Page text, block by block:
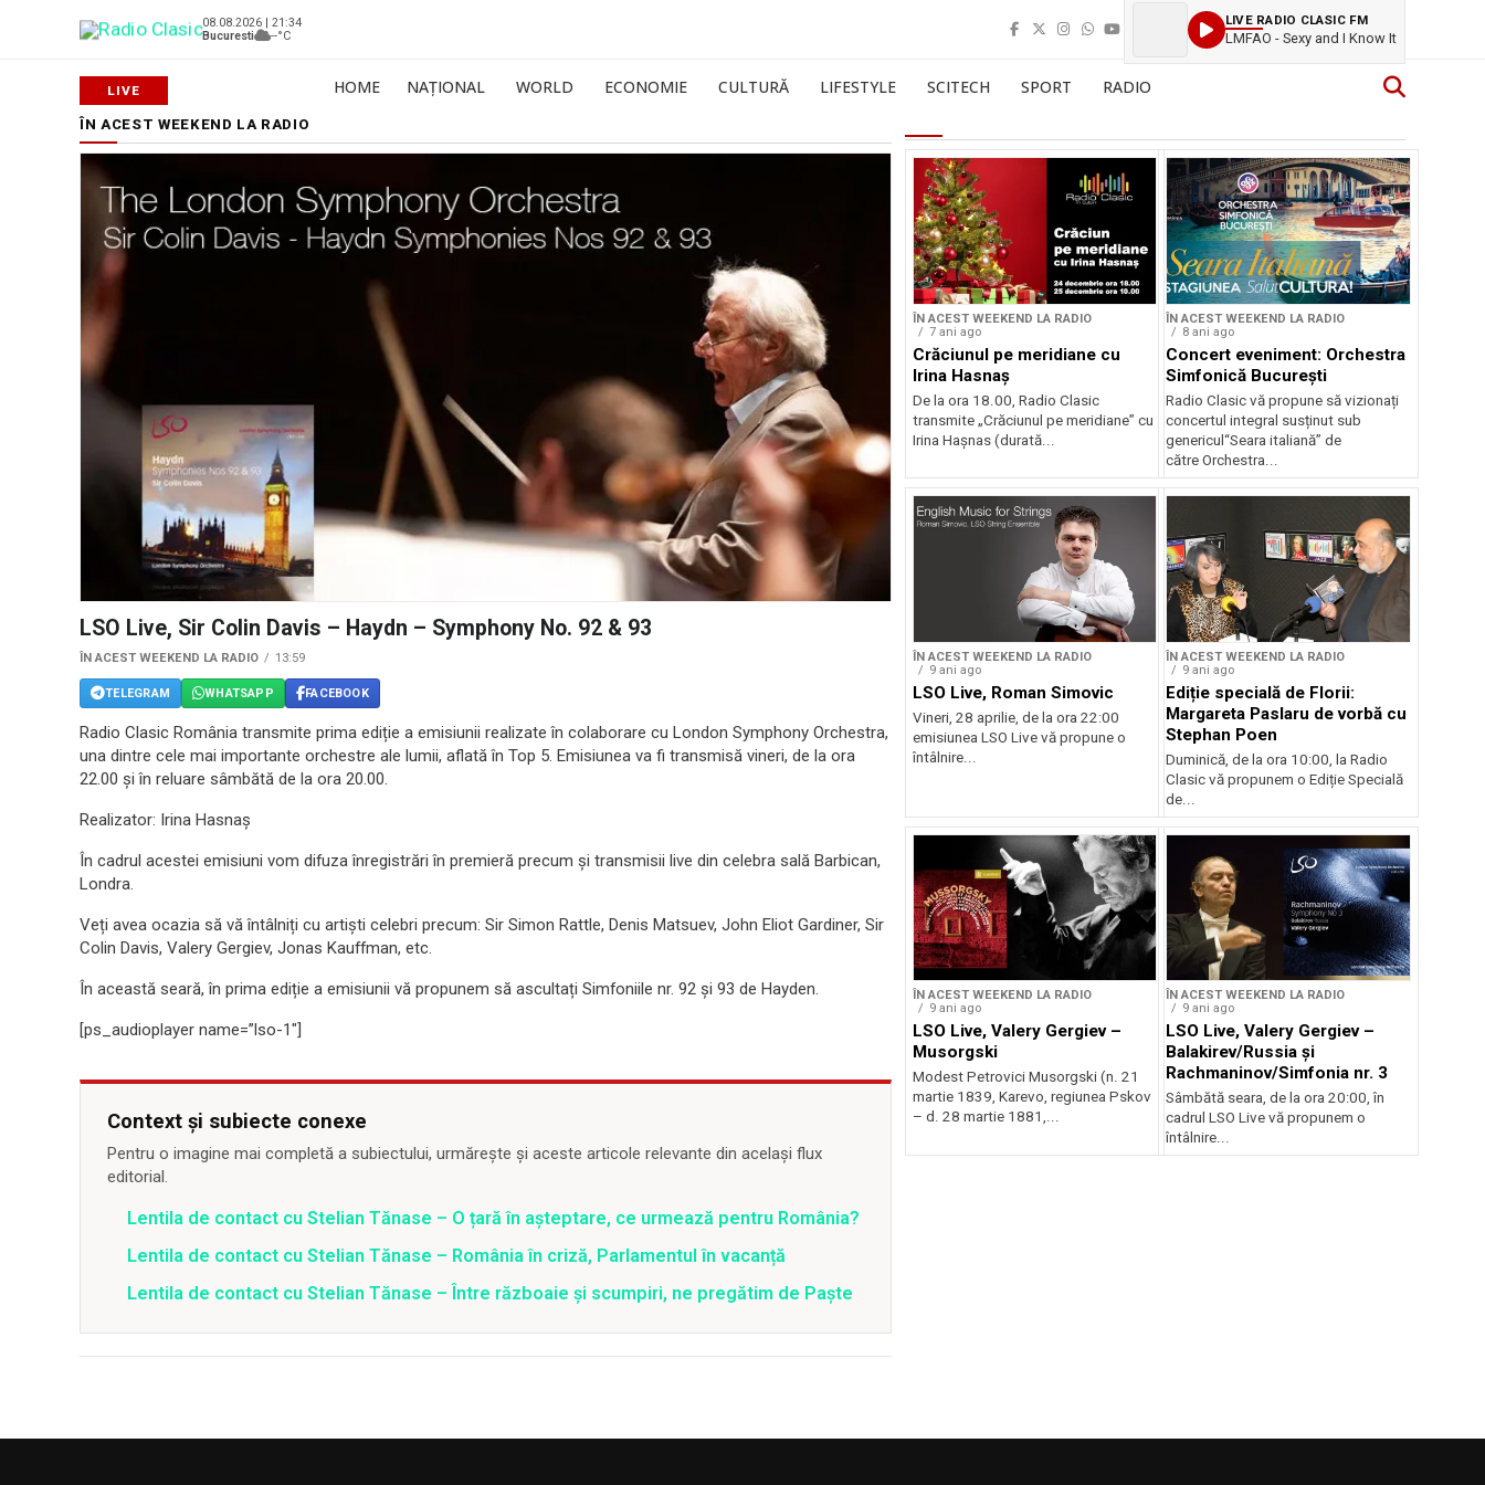
08.08.2026 | 21:34
Bucuresti
--°C
LIVE RADIO CLASIC FM
LMFAO - Sexy and I Know It
HOME NAȚIONAL WORLD ECONOMIE CULTURĂ LIFESTYLE SCITECH SPORT RADIO
ÎN ACEST WEEKEND LA RADIO
LSO Live, Sir Colin Davis – Haydn – Symphony No. 92 & 93
ÎN ACEST WEEKEND LA RADIO 13:59
TELEGRAM WHATSAPP FACEBOOK
Radio Clasic România transmite prima ediție a emisiunii realizate în colaborare cu London Symphony Orchestra,
una dintre cele mai importante orchestre ale lumii, aflată în Top 5. Emisiunea va fi transmisă vineri, de la ora
22.00 și în reluare sâmbătă de la ora 20.00.
Realizator: Irina Hasnaș
În cadrul acestei emisiuni vom difuza înregistrări în premieră precum și transmisii live din celebra sală Barbican,
Londra.
Veți avea ocazia să vă întâlniți cu artiști celebri precum: Sir Simon Rattle, Denis Matsuev, John Eliot Gardiner, Sir
Colin Davis, Valery Gergiev, Jonas Kauffman, etc.
În această seară, în prima ediție a emisiunii vă propunem să ascultați Simfoniile nr. 92 și 93 de Hayden.
[ps_audioplayer name=”lso-1″]
Context și subiecte conexe
Pentru o imagine mai completă a subiectului, urmărește și aceste articole relevante din același flux
editorial.
Lentila de contact cu Stelian Tănase – O țară în așteptare, ce urmează pentru România?
Lentila de contact cu Stelian Tănase – România în criză, Parlamentul în vacanță
Lentila de contact cu Stelian Tănase – Între războaie și scumpiri, ne pregătim de Paște
ÎN ACEST WEEKEND LA RADIO
7 ani ago
Crăciunul pe meridiane cu
Irina Hasnaș
De la ora 18.00, Radio Clasic
transmite „Crăciunul pe meridiane” cu
Irina Hașnas (durată...
ÎN ACEST WEEKEND LA RADIO
8 ani ago
Concert eveniment: Orchestra
Simfonică București
Radio Clasic vă propune să vizionați
concertul integral susținut sub
genericul“Seara italiană” de
către Orchestra...
ÎN ACEST WEEKEND LA RADIO
9 ani ago
LSO Live, Roman Simovic
Vineri, 28 aprilie, de la ora 22:00
emisiunea LSO Live vă propune o
întâlnire...
ÎN ACEST WEEKEND LA RADIO
9 ani ago
Ediție specială de Florii:
Margareta Paslaru de vorbă cu
Stephan Poen
Duminică, de la ora 10:00, la Radio
Clasic vă propunem o Ediție Specială
de...
ÎN ACEST WEEKEND LA RADIO
9 ani ago
LSO Live, Valery Gergiev –
Musorgski
Modest Petrovici Musorgski (n. 21
martie 1839, Karevo, regiunea Pskov
– d. 28 martie 1881,...
ÎN ACEST WEEKEND LA RADIO
9 ani ago
LSO Live, Valery Gergiev –
Balakirev/Russia și
Rachmaninov/Simfonia nr. 3
Sâmbătă seara, de la ora 20:00, în
cadrul LSO Live vă propunem o
întâlnire...